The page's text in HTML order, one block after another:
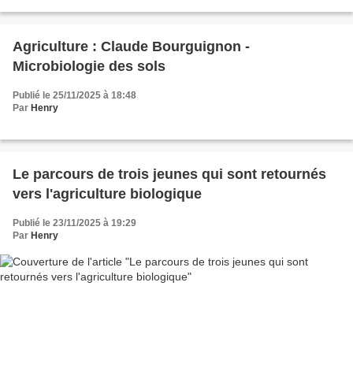
Agriculture : Claude Bourguignon -
Microbiologie des sols
Publié le 25/11/2025 à 18:48
Par Henry
Le parcours de trois jeunes qui sont retournés
vers l'agriculture biologique
Publié le 23/11/2025 à 19:29
Par Henry